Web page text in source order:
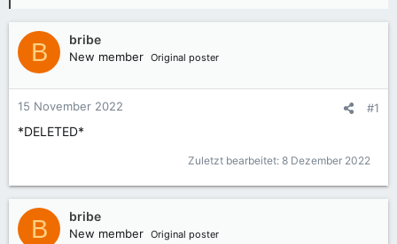
r
a
m
r
e
B bribe
New member Original poster
15 November 2022 #1
*DELETED*
Zuletzt bearbeitet: 8 Dezember 2022
B bribe
New member Original poster